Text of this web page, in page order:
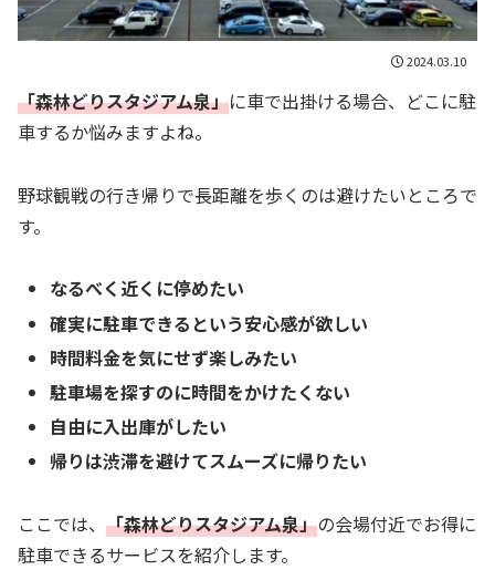
2024.03.10
「森林どりスタジアム泉」に車で出掛ける場合、どこに駐
車するか悩みますよね。
野球観戦の行き帰りで長距離を歩くのは避けたいところで
す。
なるべく近くに停めたい
確実に駐車できるという安心感が欲しい
時間料金を気にせず楽しみたい
駐車場を探すのに時間をかけたくない
自由に入出庫がしたい
帰りは渋滞を避けてスムーズに帰りたい
ここでは、 「森林どりスタジアム泉」の会場付近でお得に
駐車できるサービスを紹介します。